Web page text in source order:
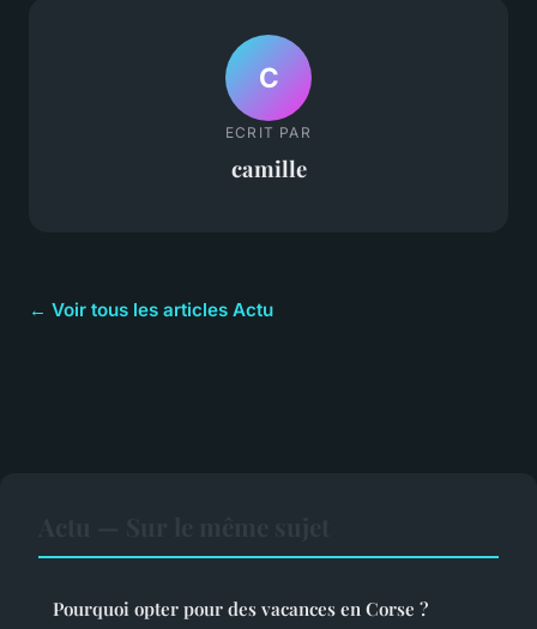
C
ECRIT PAR
camille
← Voir tous les articles Actu
Pourquoi opter pour des vacances en Corse ?